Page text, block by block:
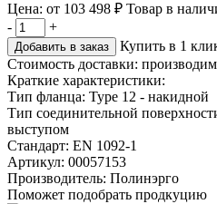
Цена: от 103 498 ₽ Товар в
-
+
Добавить в заказ
Купить в 1
Стоимость доставки: производим
Краткие характеристики:
Тип фланца: Type 12 - накидной
Тип соединительной
выступом
Стандарт: EN 1092-1
Артикул: 00057153
Производитель: Полинэрго
Поможет подобрать продкуцию